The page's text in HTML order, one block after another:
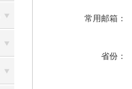
常用邮箱：
省份：